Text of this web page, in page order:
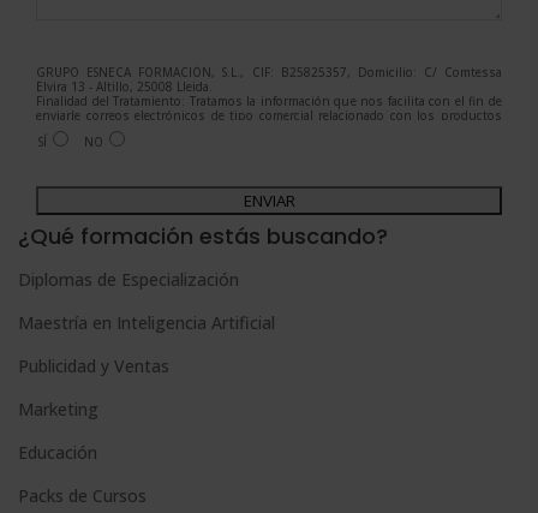
GRUPO ESNECA FORMACIÓN, S.L., CIF: B25825357, Domicilio: C/ Comtessa
Elvira 13 - Altillo, 25008 Lleida.
Finalidad del Tratamiento: Tratamos la información que nos facilita con el fin de
enviarle correos electrónicos de tipo comercial relacionado con los productos
ofrecidos y otros tipo de productos que fueran de su interés.
Legitimación del tratamiento: Consentimiento del interesado.
Para más información consulte nuestra Política de Privacidad.
Desea recibir información comercial (vía telefónica y/o email):
SÍ NO
A
l
e
r
n
i
v
¿Qué formación estás buscando?
Diplomas de Especialización
Maestría en Inteligencia Artificial
Publicidad y Ventas
Marketing
Educación
Packs de Cursos